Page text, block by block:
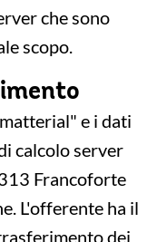
che sono
scopo.
e i dati
calcolo server
Francoforte
L'offerente ha il
dei